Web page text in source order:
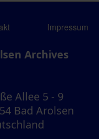
Impressum
Archives
Allee 5 - 9
Bad Arolsen